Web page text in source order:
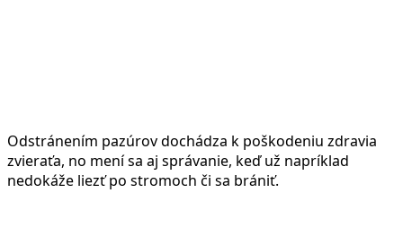
Odstránením pazúrov dochádza k poškodeniu zdravia
zvieraťa, no mení sa aj správanie, keď už napríklad
nedokáže liezť po stromoch či sa brániť.